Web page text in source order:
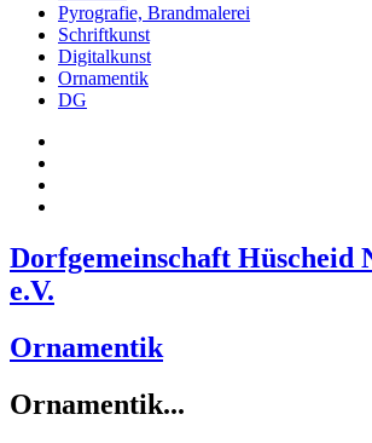
Pyrografie, Brandmalerei
Schriftkunst
Digitalkunst
Ornamentik
DG
Dorfgemeinschaft Hüscheid
e.V.
Ornamentik
Ornamentik...